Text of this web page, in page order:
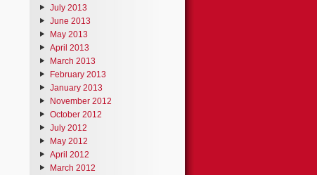
July 2013
June 2013
May 2013
April 2013
March 2013
February 2013
January 2013
November 2012
October 2012
July 2012
May 2012
April 2012
March 2012